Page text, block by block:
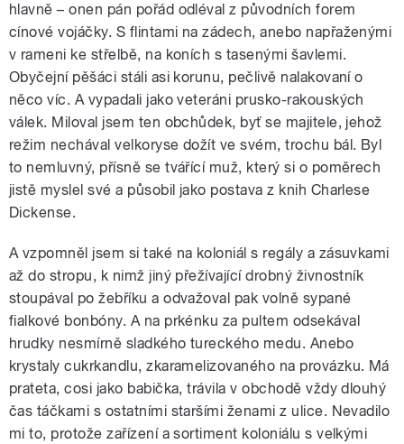
hlavně – onen pán pořád odléval z původních forem
cínové vojáčky. S flintami na zádech, anebo napřaženými
v rameni ke střelbě, na koních s tasenými šavlemi.
Obyčejní pěšáci stáli asi korunu, pečlivě nalakovaní o
něco víc. A vypadali jako veteráni prusko-rakouských
válek. Miloval jsem ten obchůdek, byť se majitele, jehož
režim nechával velkoryse dožít ve svém, trochu bál. Byl
to nemluvný, přísně se tvářící muž, který si o poměrech
jistě myslel své a působil jako postava z knih Charlese
Dickense.
A vzpomněl jsem si také na koloniál s regály a zásuvkami
až do stropu, k nimž jiný přežívající drobný živnostník
stoupával po žebříku a odvažoval pak volně sypané
fialkové bonbóny. A na prkénku za pultem odsekával
hrudky nesmírně sladkého tureckého medu. Anebo
krystaly cukrkandlu, zkaramelizovaného na provázku. Má
prateta, cosi jako babička, trávila v obchodě vždy dlouhý
čas táčkami s ostatními staršími ženami z ulice. Nevadilo
mi to, protože zařízení a sortiment koloniálu s velkými